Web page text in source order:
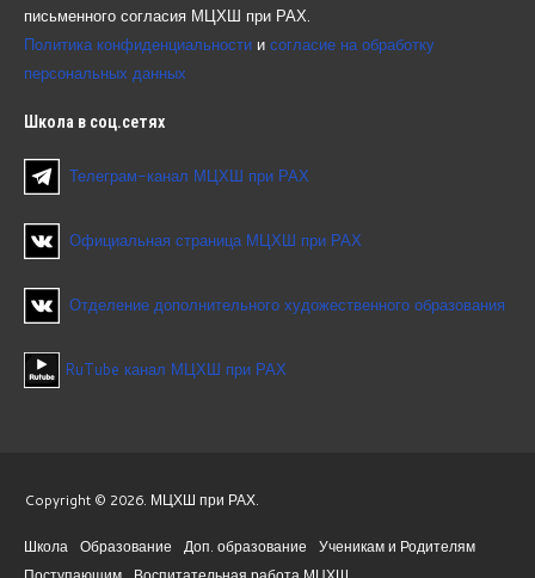
письменного согласия МЦХШ при РАХ.
Политика конфиденциальности и согласие на обработку
персональных данных
Школа в соц.сетях
Телеграм-канал МЦХШ при РАХ
Официальная страница МЦХШ при РАХ
Отделение дополнительного художественного образования
RuTube канал МЦХШ при РАХ
Copyright © 2026. МЦХШ при РАХ.
Школа Образование Доп. образование
Ученикам и Родителям